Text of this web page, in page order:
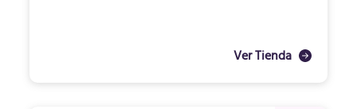
Ver Tienda